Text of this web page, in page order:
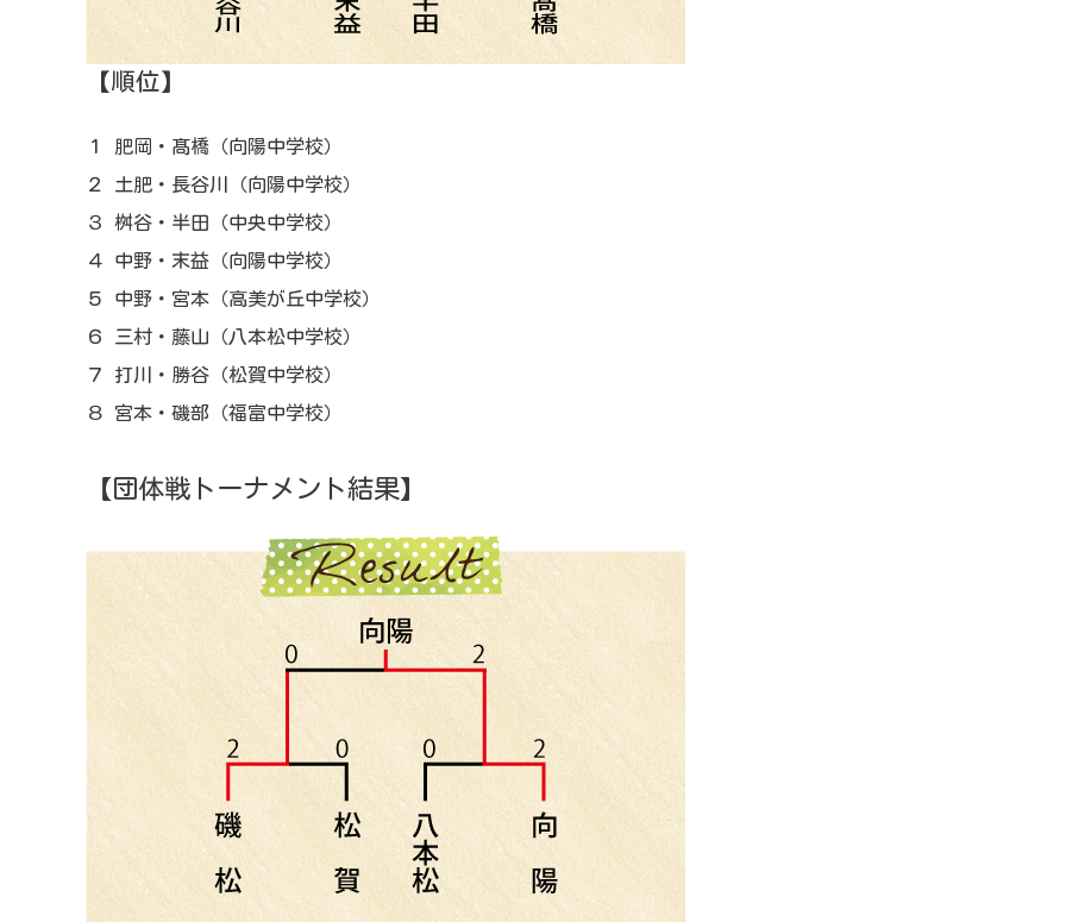
【順位】
１ 肥岡・髙橋（向陽中学校）
２ 土肥・長谷川（向陽中学校）
３ 桝谷・半田（中央中学校）
４ 中野・末益（向陽中学校）
５ 中野・宮本（高美が丘中学校）
６ 三村・藤山（八本松中学校）
７ 打川・勝谷（松賀中学校）
８ 宮本・磯部（福富中学校）
【団体戦トーナメント結果】